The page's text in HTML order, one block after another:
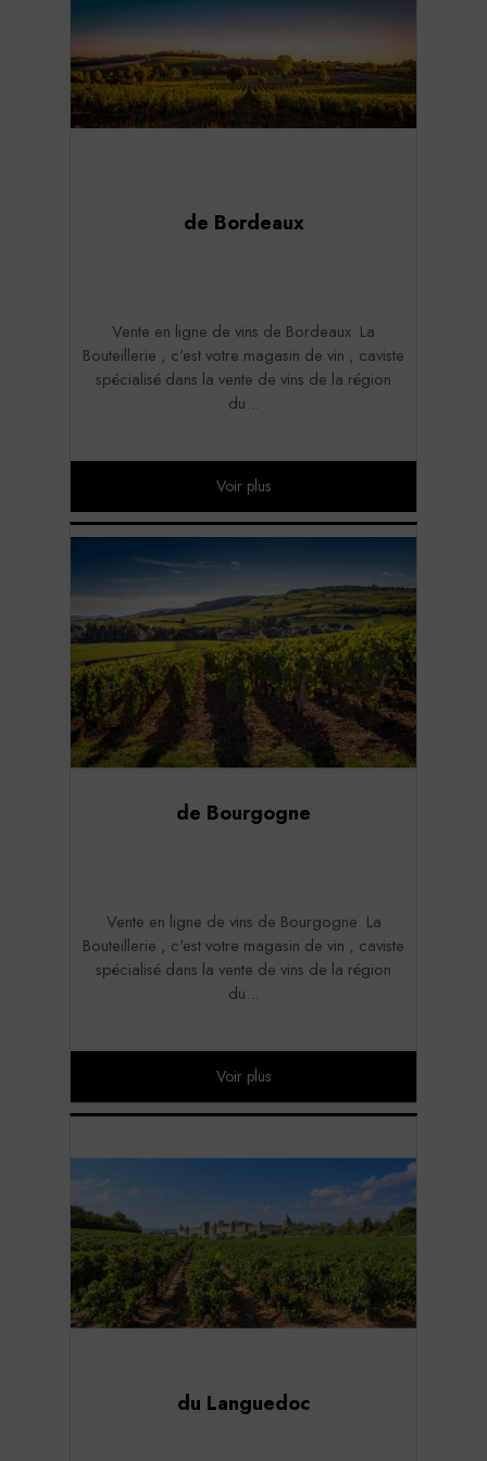
de Bordeaux
Vente en ligne de vins de Bordeaux La
Bouteillerie , c'est votre magasin de vin , caviste
spécialisé dans la vente de vins de la région
du...
Voir plus
de Bourgogne
Vente en ligne de vins de Bourgogne La
Bouteillerie , c'est votre magasin de vin , caviste
spécialisé dans la vente de vins de la région
du...
Voir plus
du Languedoc